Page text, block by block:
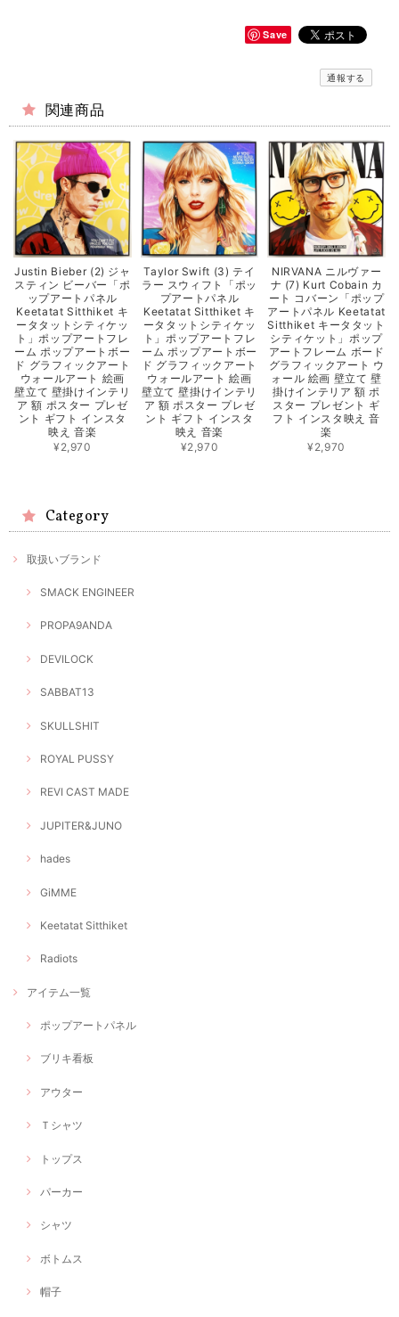
Save
通報する
関連商品
Justin Bieber (2) ジャ
スティン ビーバー「ポ
ップアートパネル
Keetatat Sitthiket キ
ータタットシティケッ
ト」ポップアートフレ
ーム ポップアートボー
ド グラフィックアート
ウォールアート 絵画
壁立て 壁掛けインテリ
ア 額 ポスター プレゼ
ント ギフト インスタ
映え 音楽
¥2,970
Taylor Swift (3) テイ
ラー スウィフト「ポッ
プアートパネル
Keetatat Sitthiket キ
ータタットシティケッ
ト」ポップアートフレ
ーム ポップアートボー
ド グラフィックアート
ウォールアート 絵画
壁立て 壁掛けインテリ
ア 額 ポスター プレゼ
ント ギフト インスタ
映え 音楽
¥2,970
NIRVANA ニルヴァー
ナ (7) Kurt Cobain カ
ート コバーン「ポップ
アートパネル Keetatat
Sitthiket キータタット
シティケット」ポップ
アートフレーム ボード
グラフィックアート ウ
ォール 絵画 壁立て 壁
掛けインテリア 額 ポ
スター プレゼント ギ
フト インスタ映え 音
楽
¥2,970
Category
取扱いブランド
SMACK ENGINEER
PROPA9ANDA
DEVILOCK
SABBAT13
SKULLSHIT
ROYAL PUSSY
REVI CAST MADE
JUPITER&JUNO
hades
GiMME
Keetatat Sitthiket
Radiots
アイテム一覧
ポップアートパネル
ブリキ看板
アウター
Ｔシャツ
トップス
パーカー
シャツ
ボトムス
帽子